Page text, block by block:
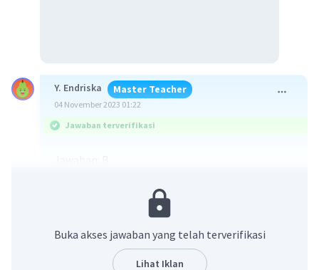
Y. Endriska Master Teacher
04 November 2023 01:22
Jawaban terverifikasi
Ingat konsep berikut ini:
Luas persegi = sisi x sisi
Ukuran kebun = 10 m x 10 m
Banyak batang ubi 4 batang per m
Buka akses jawaban yang telah terverifikasi
Lihat Iklan